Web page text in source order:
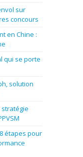
sur
concours
en Chine :
qui se porte
solution
étapes pour